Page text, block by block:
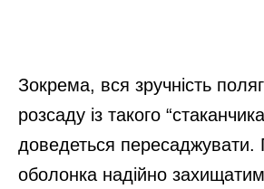
Зокрема, вся зручність
розсаду із такого
доведеться пересаджувати.
оболонка надійно